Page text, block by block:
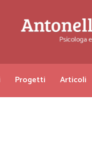
Progetti Articoli